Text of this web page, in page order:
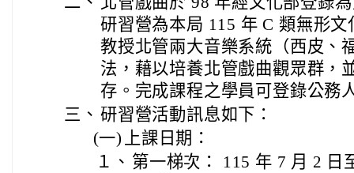
研習營為本局 115 年 C 類無形
教授北管兩大音樂系統（西皮、
法，藉以培養北管戲曲觀眾群，
存。完成課程之學員可登錄公務
三、 研習營活動訊息如下：
(一) 上課日期：
１、 第一梯次： 115 年 7 月 2 日